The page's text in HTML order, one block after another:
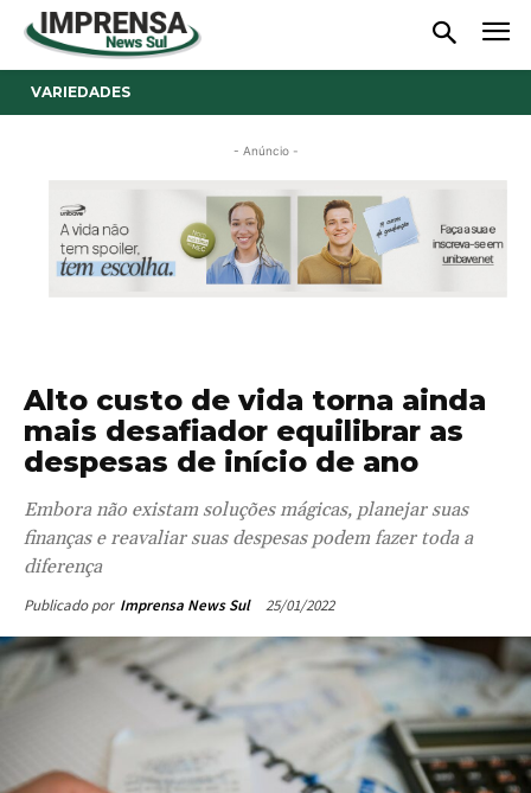
VARIEDADES
- Anúncio -
Alto custo de vida torna ainda
mais desafiador equilibrar as
despesas de início de ano
Embora não existam soluções mágicas, planejar suas
finanças e reavaliar suas despesas podem fazer toda a
diferença
Publicado por Imprensa News Sul 25/01/2022